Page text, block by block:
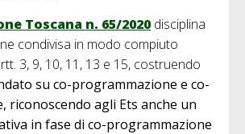
Toscana n. 65/2020disciplina
condivisa in modo compiuto
3, 9, 10, 11, 13 e 15, costruendo
su co-programmazione e co-
riconoscendo agli Ets anche un
in fase di co-programmazione